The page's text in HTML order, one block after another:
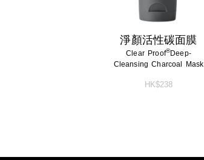
淨顏活性碳面膜
Clear Proof®Deep-
Cleansing Charcoal Mask
HK$238